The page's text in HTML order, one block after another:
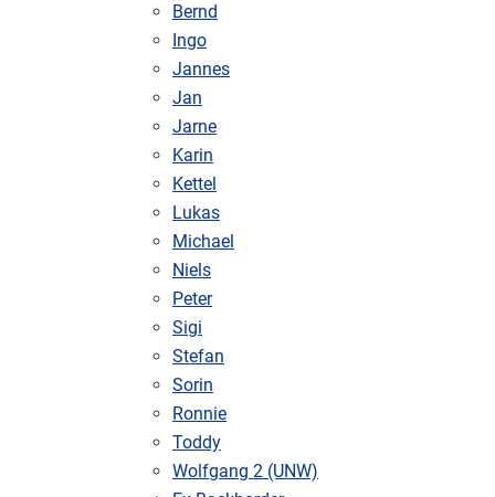
Bernd
Ingo
Jannes
Jan
Jarne
Karin
Kettel
Lukas
Michael
Niels
Peter
Sigi
Stefan
Sorin
Ronnie
Toddy
Wolfgang 2 (UNW)